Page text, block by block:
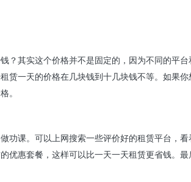
？其实这个价格并不是固定的，因为不同的平台
赁一天的价格在几块钱到十几块钱不等。如果
。
功课。可以上网搜索一些评价好的租赁平台，看
优惠套餐，这样可以比一天一天租赁更省钱。